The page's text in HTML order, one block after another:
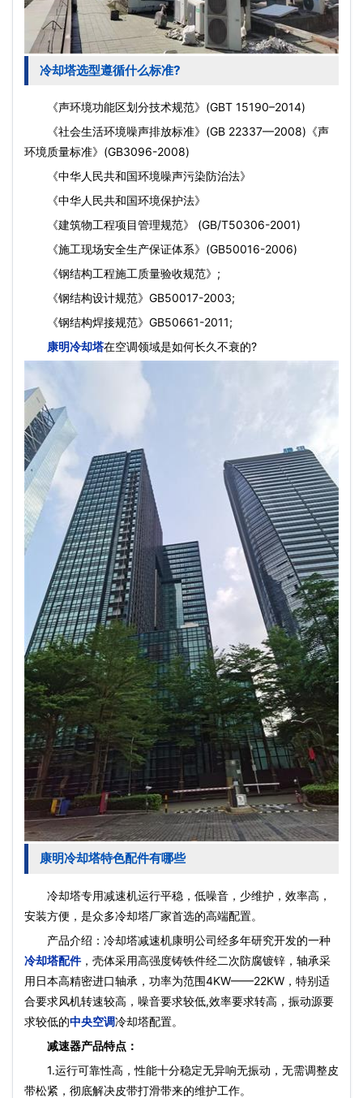
冷却塔选型遵循什么标准?
《声环境功能区划分技术规范》(GBT 15190–2014)
《社会生活环境噪声排放标准》(GB 22337—2008)《声
环境质量标准》(GB3096-2008)
《中华人民共和国环境噪声污染防治法》
《中华人民共和国环境保护法》
《建筑物工程项目管理规范》 (GB/T50306-2001)
《施工现场安全生产保证体系》(GB50016-2006)
《钢结构工程施工质量验收规范》;
《钢结构设计规范》GB50017-2003;
《钢结构焊接规范》GB50661-2011;
康明冷却塔在空调领域是如何长久不衰的?
康明冷却塔特色配件有哪些
冷却塔专用减速机运行平稳，低噪音，少维护，效率高，
安装方便，是众多冷却塔厂家首选的高端配置。
产品介绍：冷却塔减速机康明公司经多年研究开发的一种
冷却塔配件，壳体采用高强度铸铁件经二次防腐镀锌，轴承采
用日本高精密进口轴承，功率为范围4KW——22KW，特别适
合要求风机转速较高，噪音要求较低,效率要求转高，振动源要
求较低的中央空调冷却塔配置。
减速器产品特点：
1.运行可靠性高，性能十分稳定无异响无振动，无需调整皮
带松紧，彻底解决皮带打滑带来的维护工作。